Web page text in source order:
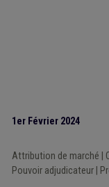
1er Février 2024
Attribution de marché
Pouvoir adjudicateur|